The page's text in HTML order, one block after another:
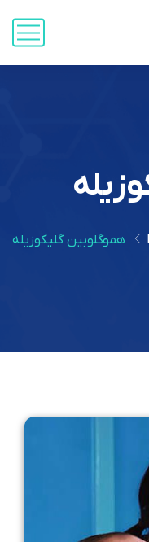
هموگلوبین گلیکوزیله